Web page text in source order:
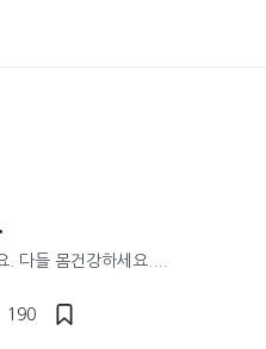
. 다들 몸건강하세요....
190